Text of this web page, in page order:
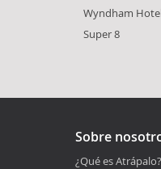
Wyndham
Super 8
Sobre
¿Qué es Atrápalo?